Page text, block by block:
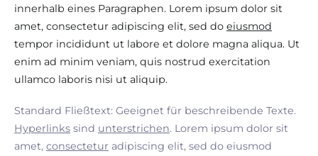
innerhalb eines Paragraphen. Lorem ipsum dolor sit
amet, consectetur adipiscing elit, sed do eiusmod
tempor incididunt ut labore et dolore magna aliqua. Ut
enim ad minim veniam, quis nostrud exercitation
ullamco laboris nisi ut aliquip.
Standard Fließtext: Geeignet für beschreibende Texte.
Hyperlinks sind unterstrichen. Lorem ipsum dolor sit
amet, consectetur adipiscing elit, sed do eiusmod